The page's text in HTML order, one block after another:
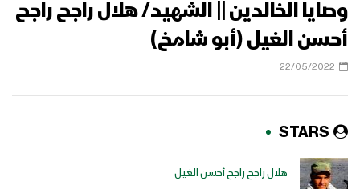
وصايا الخالدين || الشهيد/ هلال راجح راجح
أحسن الغيل (أبو شامخ)
22/05/2022
STARS
هلال راجح راجح أحسن الغيل